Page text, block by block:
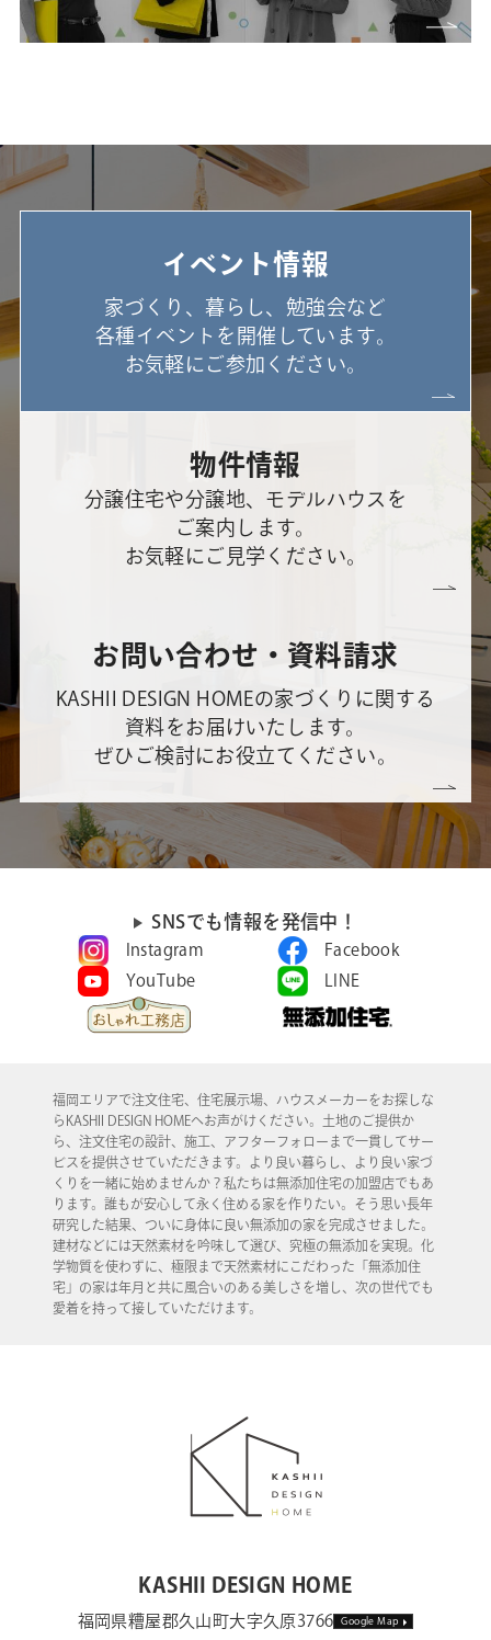
イベント情報
家づくり、暮らし、勉強会など
各種イベントを開催しています。
お気軽にご参加ください。
物件情報
分譲住宅や分譲地、モデルハウスを
ご案内します。
お気軽にご見学ください。
お問い合わせ・資料請求
KASHII DESIGN HOMEの家づくりに関する
資料をお届けいたします。
ぜひご検討にお役立てください。
SNSでも情報を発信中！
Instagram
Facebook
YouTube
LINE
福岡エリアで注文住宅、住宅展示場、ハウスメーカーをお探しな
らKASHII DESIGN HOMEへお声がけください。土地のご提供か
ら、注文住宅の設計、施工、アフターフォローまで一貫してサー
ビスを提供させていただきます。より良い暮らし、より良い家づ
くりを一緒に始めませんか？私たちは無添加住宅の加盟店でもあ
ります。誰もが安心して永く住める家を作りたい。そう思い長年
研究した結果、ついに身体に良い無添加の家を完成させました。
建材などには天然素材を吟味して選び、究極の無添加を実現。化
学物質を使わずに、極限まで天然素材にこだわった「無添加住
宅」の家は年月と共に風合いのある美しさを増し、次の世代でも
愛着を持って接していただけます。
KASHII DESIGN HOME
福岡県糟屋郡久山町大字久原3766 Google Map